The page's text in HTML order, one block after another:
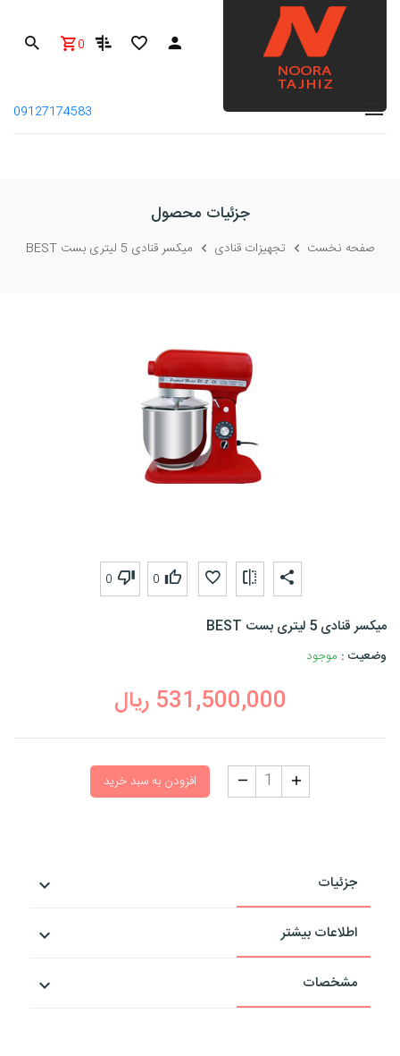
0
09127174583
جزئیات محصول
صفحه نخست تجهیزات قنادی میکسر قنادی 5 لیتری بست BEST
0
0
میکسر قنادی 5 لیتری بست BEST
وضعیت : موجود
531,500,000 ریال
افزودن به سبد خرید
جزئیات
اطلاعات بیشتر
مشخصات